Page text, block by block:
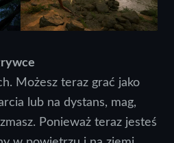
Możesz teraz grać jako
lub na dystans, mag,
Ponieważ teraz jesteś